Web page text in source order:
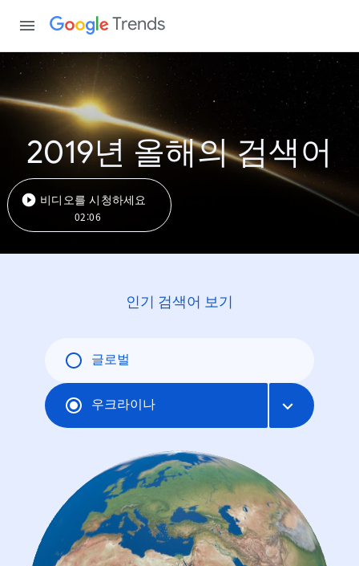
Trends
2019년 올해의 검색어
비디오를 시청하세요
02:06
인기 검색어 보기
글로벌
우크라이나